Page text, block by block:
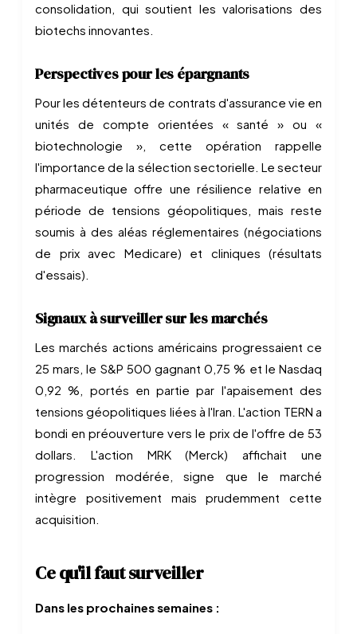
consolidation, qui soutient les valorisations des
biotechs innovantes.
Perspectives pour les épargnants
Pour les détenteurs de contrats d'assurance vie en
unités de compte orientées « santé » ou «
biotechnologie », cette opération rappelle
l'importance de la sélection sectorielle. Le secteur
pharmaceutique offre une résilience relative en
période de tensions géopolitiques, mais reste
soumis à des aléas réglementaires (négociations
de prix avec Medicare) et cliniques (résultats
d'essais).
Signaux à surveiller sur les marchés
Les marchés actions américains progressaient ce
25 mars, le S&P 500 gagnant 0,75 % et le Nasdaq
0,92 %, portés en partie par l'apaisement des
tensions géopolitiques liées à l'Iran. L'action TERN a
bondi en préouverture vers le prix de l'offre de 53
dollars. L'action MRK (Merck) affichait une
progression modérée, signe que le marché
intègre positivement mais prudemment cette
acquisition.
Ce qu'il faut surveiller
Dans les prochaines semaines :